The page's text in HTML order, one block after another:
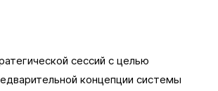
сессий с целью
концепции системы